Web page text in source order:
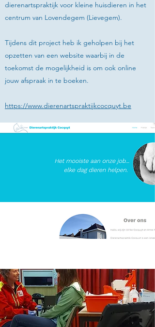
dierenartspraktijk voor kleine huisdieren in het
centrum van Lovendegem (Lievegem).
Tijdens dit project heb ik geholpen bij het
opzetten van een website waarbij in de
toekomst de mogelijkheid is om ook online
jouw afspraak in te boeken.
https://www.dierenartspraktijkcocquyt.be